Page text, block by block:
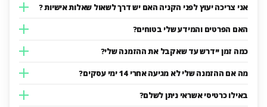
אני צריכה יעוץ לפני הקניה האם יש דרך לשאול שאלות אישיות ?
האם הפרטים והמידע שלי בטוחים?
כמה זמן יידרש עד שאקבל את ההזמנה שלי?
מה אם ההזמנה שלי לא מגיעה אחרי 14 ימי עסקים?
באילו כרטיסי אשראי ניתן לשלם?